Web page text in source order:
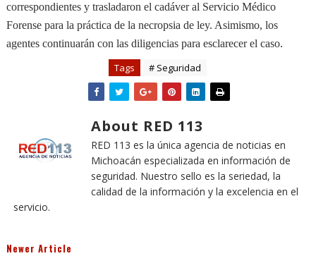
correspondientes y trasladaron el cadáver al Servicio Médico
Forense para la práctica de la necropsia de ley. Asimismo, los
agentes continuarán con las diligencias para esclarecer el caso.
Tags # Seguridad
About RED 113
RED 113 es la única agencia de noticias en
Michoacán especializada en información de
seguridad. Nuestro sello es la seriedad, la
calidad de la información y la excelencia en el
servicio.
Newer Article